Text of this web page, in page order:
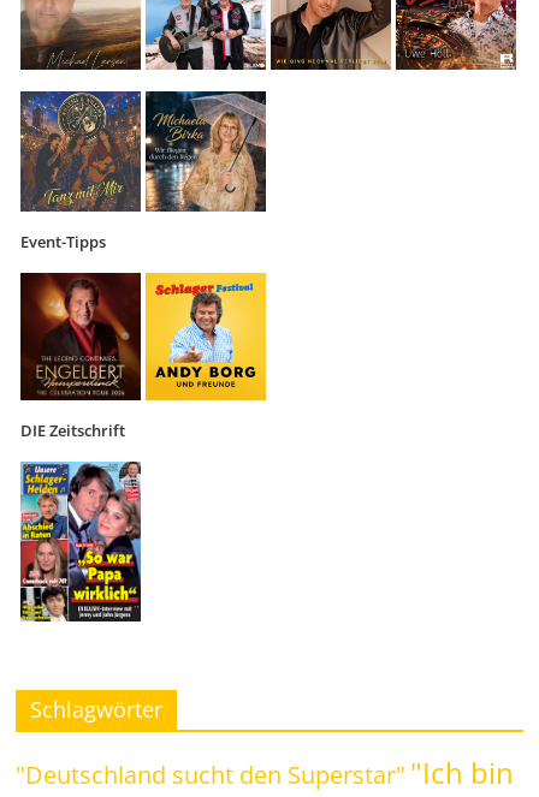
Event-Tipps
DIE Zeitschrift
Schlagwörter
"Deutschland sucht den Superstar" "Ich bin